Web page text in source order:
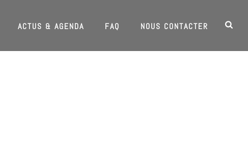
ACTUS & AGENDA FAQ NOUS CONTACTER